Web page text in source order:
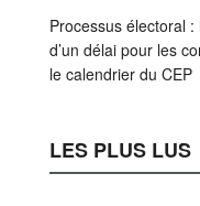
Processus électoral :
d’un délai pour les
le calendrier du CEP
LES PLUS LUS